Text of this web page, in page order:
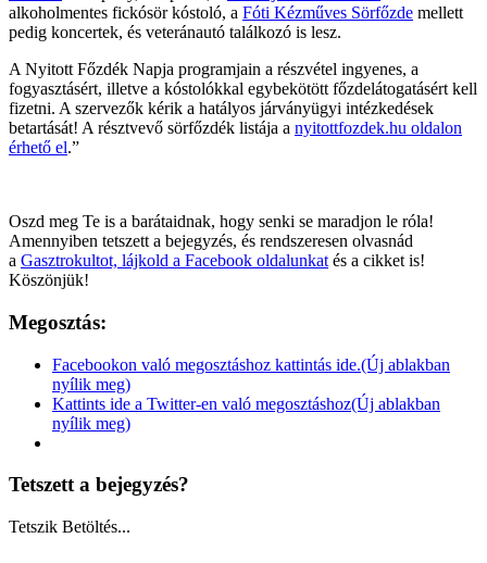
alkoholmentes fickósör kóstoló, a Fóti Kézműves Sörfőzde mellett
pedig koncertek, és veteránautó találkozó is lesz.
A Nyitott Főzdék Napja programjain a részvétel ingyenes, a
fogyasztásért, illetve a kóstolókkal egybekötött főzdelátogatásért kell
fizetni. A szervezők kérik a hatályos járványügyi intézkedések
betartását! A résztvevő sörfőzdék listája a nyitottfozdek.hu oldalon
érhető el.”
Oszd meg Te is a barátaidnak, hogy senki se maradjon le róla!
Amennyiben tetszett a bejegyzés, és rendszeresen olvasnád
a Gasztrokultot, lájkold a Facebook oldalunkat és a cikket is!
Köszönjük!
Megosztás:
Facebookon való megosztáshoz kattintás ide.(Új ablakban
nyílik meg)
Kattints ide a Twitter-en való megosztáshoz(Új ablakban
nyílik meg)
Tetszett a bejegyzés?
Tetszik Betöltés...